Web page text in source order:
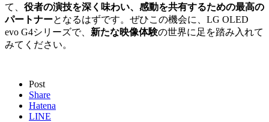
て、 役者の演技を深く味わい、感動を共有するための最高の
パートナーとなるはずです。ぜひこの機会に、LG OLED
evo G4シリーズで、 新たな映像体験の世界に足を踏み入れて
みてください。
Post
Share
Hatena
LINE